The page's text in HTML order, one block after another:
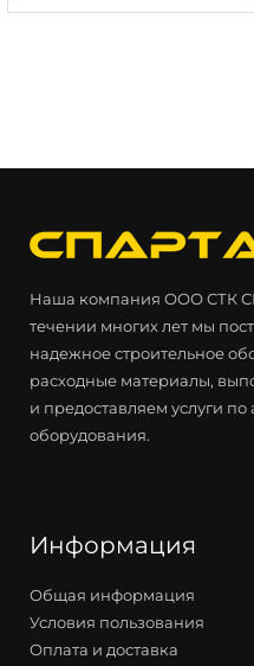
Наша компания ООО СТК
течении многих лет мы
надежное строительное
расходные материалы,
и предоставляем услуги
оборудования.
Информация
Общая информация
Условия пользования
Оплата и доставка